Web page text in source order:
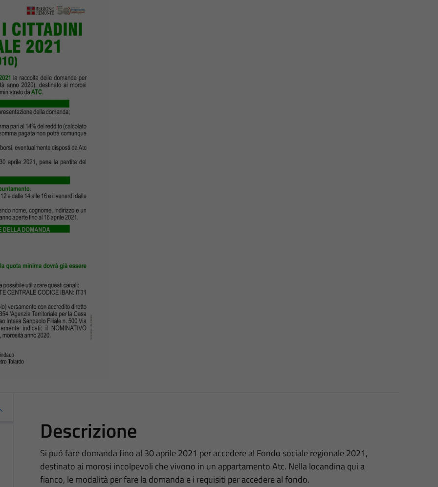
Descrizione
Si può fare domanda fino al 30 aprile 2021 per accedere al Fondo sociale regionale 2021,
destinato ai morosi incolpevoli che vivono in un appartamento Atc. Nella locandina qui a
fianco, le modalità per fare la domanda e i requisiti per accedere al fondo.